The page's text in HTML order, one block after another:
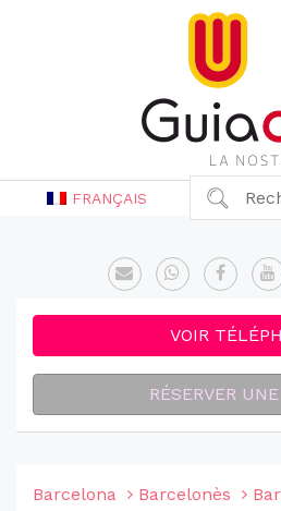
FRANÇAIS
VOIR
RÉSERVER
Barcelona Barcelonès